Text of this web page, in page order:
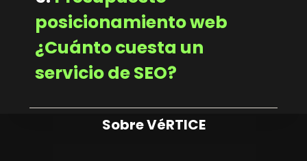
posicionamiento web
¿Cuánto cuesta un
servicio de SEO?
Sobre VéRTICE